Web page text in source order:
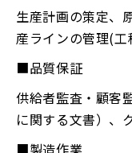
生産計画の策定、
産ラインの管理(
■品質保証
供給者監査・顧客
に関する文書）、
■製造作業